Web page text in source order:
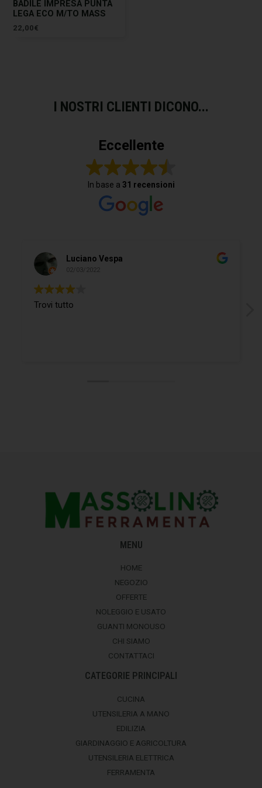
BADILE IMPRESA PUNTA
LEGA ECO M/TO MASS
22,00€
I NOSTRI CLIENTI DICONO...
Eccellente
In base a 31 recensioni
Luciano Vespa
02/03/2022
Trovi tutto
MENU
HOME
NEGOZIO
OFFERTE
NOLEGGIO E USATO
GUANTI MONOUSO
CHI SIAMO
CONTATTACI
CATEGORIE PRINCIPALI
CUCINA
UTENSILERIA A MANO
EDILIZIA
GIARDINAGGIO E AGRICOLTURA
UTENSILERIA ELETTRICA
FERRAMENTA